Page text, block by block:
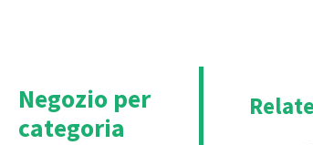
Negozio per
categoria